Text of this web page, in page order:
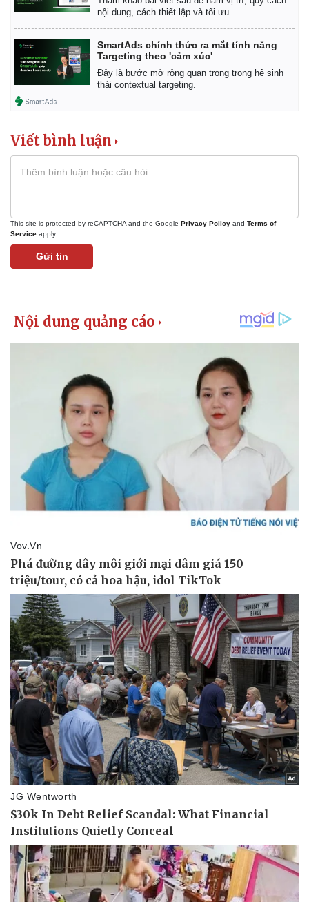
Bất động sản
Khởi nghiệp
Thị trường
Giá vàng
Tỷ giá
Chứng khoán
Giá cà phê
nội dung, cách thiết lập và tối ưu.
SmartAds chính thức ra mắt tính năng
Targeting theo 'cảm xúc'
Đây là bước mở rộng quan trọng trong hệ sinh
thái contextual targeting.
Viết bình luận
This site is protected by reCAPTCHA and the Google Privacy Policy and Terms of
Service apply.
Gửi tin